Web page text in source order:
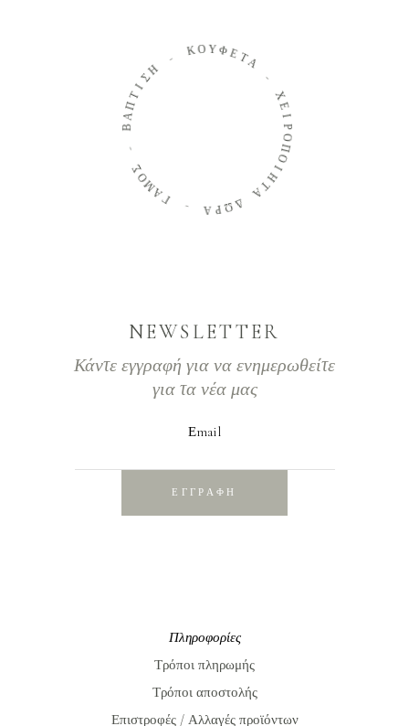
Γ
Α
Μ
Ο
Σ
Β
Α
Π
Τ
Ι
Σ
Η
- ΚΟΥΦΕΤΑ
-
Χ
Ε
Ρ
Ο
Π
Ο
Ι
Η
Τ
Α
Δ
Ω
Ρ
Α
NEWSLETTER
Κάντε εγγραφή για να ενημερωθείτε
για τα νέα μας
Εmail
ΕΓΓΡΑΦΗ
Πληροφορίες
Τρόποι πληρωμής
Τρόποι αποστολής
Επιστροφές / Αλλαγές προϊόντων